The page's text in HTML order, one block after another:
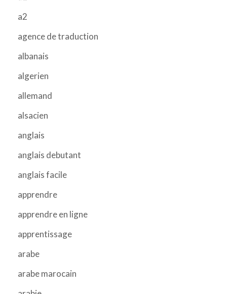
a2
agence de traduction
albanais
algerien
allemand
alsacien
anglais
anglais debutant
anglais facile
apprendre
apprendre en ligne
apprentissage
arabe
arabe marocain